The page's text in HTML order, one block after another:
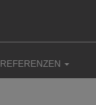
REFERENZEN